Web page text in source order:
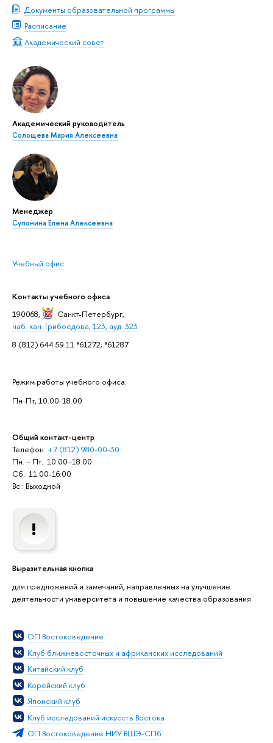
Документы образовательной программы
Расписание
Академический совет
Академический руководитель
Солощева Мария Алексеевна
Менеджер
Супонина Елена Алексеевна
Учебный офис
Контакты учебного офиса
190068,
Санкт-Петербург,
наб. кан. Грибоедова, 123, ауд. 323
8 (812) 644 59 11 *61272; *61287
Режим работы учебного офиса:
Пн-Пт, 10.00-18.00
Общий контакт-центр
Телефон: +7 (812) 980-00-30
Пн. – Пт.: 10:00–18:00
Сб.: 11:00-16:00
Вс.: Выходной
Выразительная кнопка
для предложений и замечаний, направленных на улучшение
деятельности университета и повышение качества образования
ОП Востоковедение
Клуб ближневосточных и африканских исследований
Китайский клуб
Корейский клуб
Японский клуб
Клуб исследований искусств Востока
ОП Востоковедение НИУ ВШЭ-СПб